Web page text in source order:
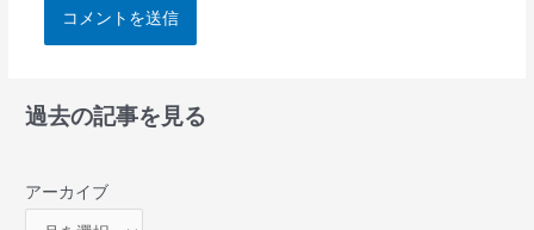
過去の記事を見る
アーカイブ